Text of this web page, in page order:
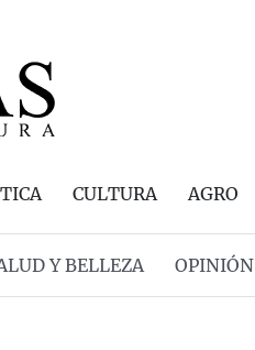
CULTURA AGRO
Y BELLEZA OPINIÓN